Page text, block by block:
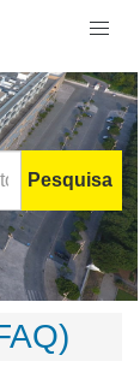
Pesquisa